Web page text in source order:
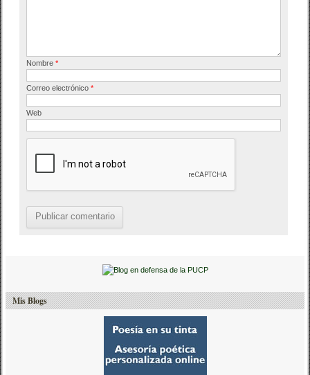
Nombre*
Correo electrónico*
Web
Mis Blogs